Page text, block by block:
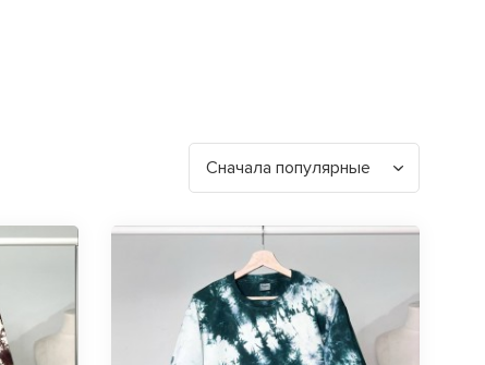
Сначала популярные